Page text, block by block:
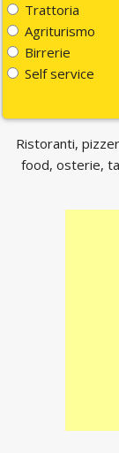
Trattoria
Agriturismo
Birrerie
Self service
Ristoranti,
food, osterie,